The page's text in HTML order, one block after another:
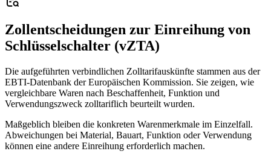
Zollentscheidungen zur Einreihung von
Schlüsselschalter (vZTA)
Die aufgeführten verbindlichen Zolltarifauskünfte stammen aus der
EBTI-Datenbank der Europäischen Kommission. Sie zeigen, wie
vergleichbare Waren nach Beschaffenheit, Funktion und
Verwendungszweck zolltariflich beurteilt wurden.
Maßgeblich bleiben die konkreten Warenmerkmale im Einzelfall.
Abweichungen bei Material, Bauart, Funktion oder Verwendung
können eine andere Einreihung erforderlich machen.